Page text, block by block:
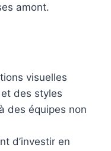
amont.
visuelles
des styles
des équipes non
d’investir en